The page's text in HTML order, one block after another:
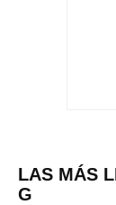
LAS MÁS
G